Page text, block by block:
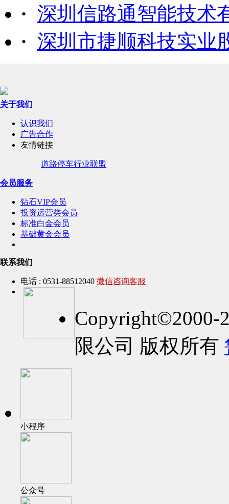
· 深圳信路通智能技术
· 深圳市捷顺科技实业
关于我们
认识我们
广告合作
友情链接
道路停车行业联盟
会员服务
钻石VIP会员
投资运营类会员
标准白金会员
基础黄金会员
联系我们
电话 : 0531-88512040 微信咨询客服
Copyright©2000-
限公司 版权所有
小程序
公众号